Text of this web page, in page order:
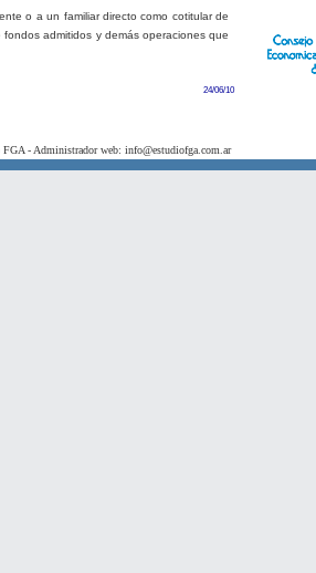
o a un familiar directo como cotitular de
admitidos y demás operaciones que
24/06/10
- Administrador web: info@estudiofga.com.ar